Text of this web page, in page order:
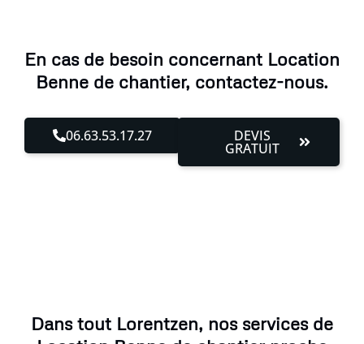
En cas de besoin concernant Location
Benne de chantier, contactez-nous.
06.63.53.17.27 DEVIS
GRATUIT
Dans tout Lorentzen, nos services de